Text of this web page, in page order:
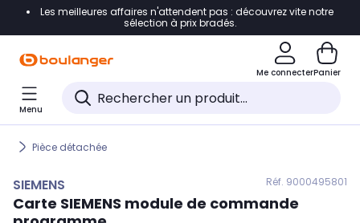
Accéder directement à la navigation
Accéder directement au pied de page
Accéder directement au chatbot
Les meilleures affaires n'attendent pas : découvrez vite notre
sélection à prix bradés.
Me connecterPanier
Menu
Pièce détachée
SIEMENS Réf. 9000495801
Carte SIEMENS module de commande